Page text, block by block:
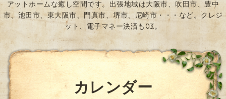
アットホームな癒し空間です。出張地域は大阪市、吹田市、豊中
市、池田市、東大阪市、門真市、堺市、尼崎市・・・など。クレジ
ット、電子マネー決済もOK。
カレンダー